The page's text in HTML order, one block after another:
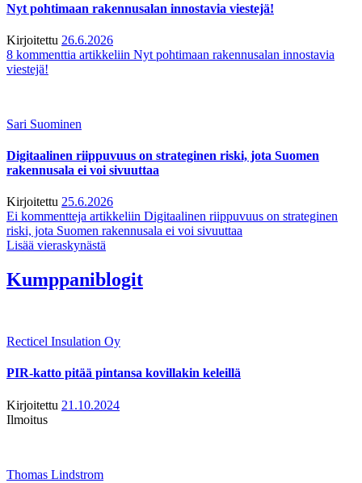
Nyt pohtimaan rakennusalan innostavia viestejä!
Kirjoitettu 26.6.2026
8 kommenttia artikkeliin Nyt pohtimaan rakennusalan innostavia
viestejä!
Sari Suominen
Digitaalinen riippuvuus on strateginen riski, jota Suomen
rakennusala ei voi sivuuttaa
Kirjoitettu 25.6.2026
Ei kommentteja artikkeliin Digitaalinen riippuvuus on strateginen
riski, jota Suomen rakennusala ei voi sivuuttaa
Lisää vieraskynästä
Kumppaniblogit
Recticel Insulation Oy
PIR-katto pitää pintansa kovillakin keleillä
Kirjoitettu 21.10.2024
Ilmoitus
Thomas Lindstrom